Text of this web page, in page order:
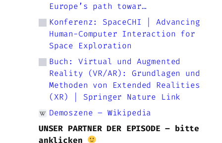
Europe’s path towar…
Konferenz: SpaceCHI | Advancing
Human-Computer Interaction for
Space Exploration
Buch: Virtual und Augmented
Reality (VR/AR): Grundlagen und
Methoden von Extended Realities
(XR) | Springer Nature Link
Demoszene – Wikipedia
UNSER PARTNER DER EPISODE – bitte
anklicken